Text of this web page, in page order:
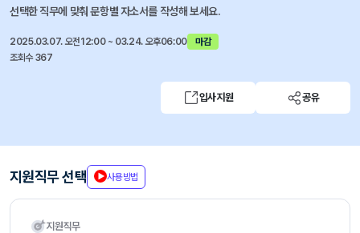
선택한 직무에 맞춰 문항별 자소서를 작성해 보세요.
2025.03.07. 오전12:00 ~ 03.24. 오후06:00
마감
조회수 367
입사지원 공유
지원직무 선택 사용방법
지원직무